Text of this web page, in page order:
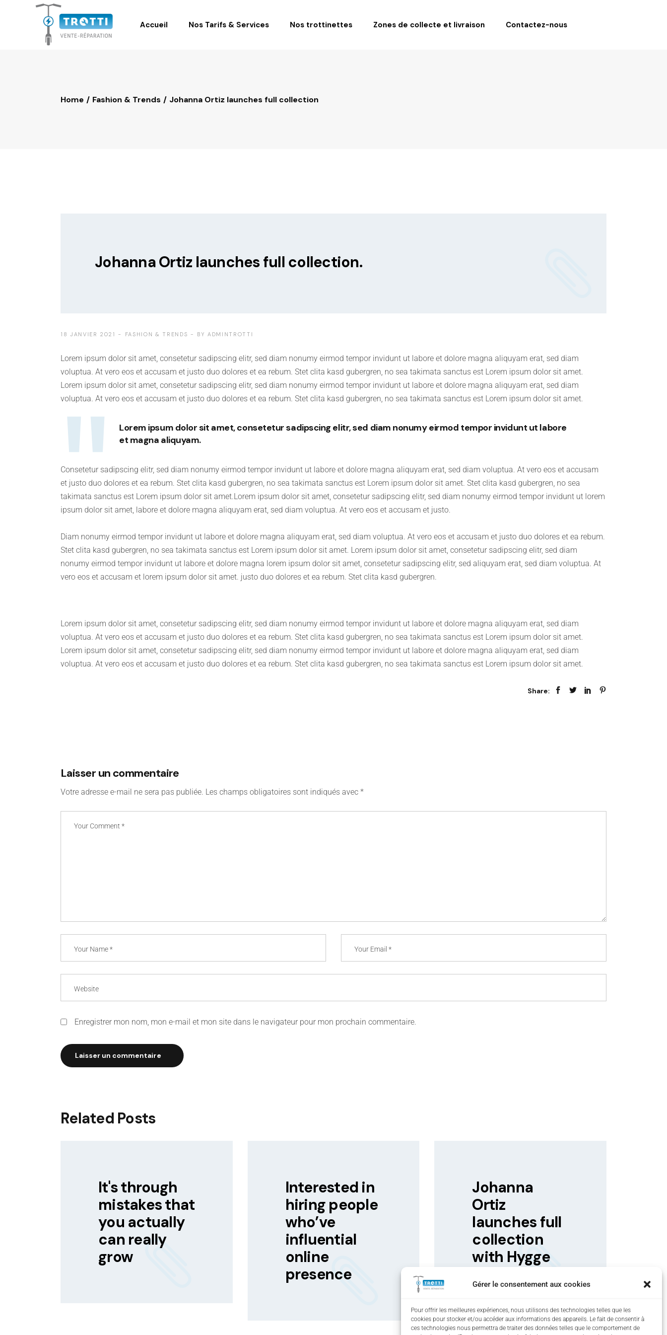
Gérer le consentement aux cookies
Pour offrir les meilleures expériences, nous utilisons des technologies telles que les
cookies pour stocker et/ou accéder aux informations des appareils. Le fait de consentir à
ces technologies nous permettra de traiter des données telles que le comportement de
Accueil Nos Tarifs & Services Nos trottinettes Zones de collecte et livraison Contactez-nous
Home Fashion & Trends Johanna Ortiz launches full collection
Johanna Ortiz launches full collection.
18 JANVIER 2021 FASHION & TRENDS BY ADMINTROTTI
Lorem ipsum dolor sit amet, consetetur sadipscing elitr, sed diam nonumy eirmod tempor invidunt ut labore et dolore magna aliquyam erat, sed diam
voluptua. At vero eos et accusam et justo duo dolores et ea rebum. Stet clita kasd gubergren, no sea takimata sanctus est Lorem ipsum dolor sit amet.
Lorem ipsum dolor sit amet, consetetur sadipscing elitr, sed diam nonumy eirmod tempor invidunt ut labore et dolore magna aliquyam erat, sed diam
voluptua. At vero eos et accusam et justo duo dolores et ea rebum. Stet clita kasd gubergren, no sea takimata sanctus est Lorem ipsum dolor sit amet.
Lorem ipsum dolor sit amet, consetetur sadipscing elitr, sed diam nonumy eirmod tempor invidunt ut labore
et magna aliquyam.
Consetetur sadipscing elitr, sed diam nonumy eirmod tempor invidunt ut labore et dolore magna aliquyam erat, sed diam voluptua. At vero eos et accusam
et justo duo dolores et ea rebum. Stet clita kasd gubergren, no sea takimata sanctus est Lorem ipsum dolor sit amet. Stet clita kasd gubergren, no sea
takimata sanctus est Lorem ipsum dolor sit amet.Lorem ipsum dolor sit amet, consetetur sadipscing elitr, sed diam nonumy eirmod tempor invidunt ut lorem
ipsum dolor sit amet, labore et dolore magna aliquyam erat, sed diam voluptua. At vero eos et accusam et justo.
Diam nonumy eirmod tempor invidunt ut labore et dolore magna aliquyam erat, sed diam voluptua. At vero eos et accusam et justo duo dolores et ea rebum.
Stet clita kasd gubergren, no sea takimata sanctus est Lorem ipsum dolor sit amet. Lorem ipsum dolor sit amet, consetetur sadipscing elitr, sed diam
nonumy eirmod tempor invidunt ut labore et dolore magna lorem ipsum dolor sit amet, consetetur sadipscing elitr, sed aliquyam erat, sed diam voluptua. At
vero eos et accusam et lorem ipsum dolor sit amet. justo duo dolores et ea rebum. Stet clita kasd gubergren.
Lorem ipsum dolor sit amet, consetetur sadipscing elitr, sed diam nonumy eirmod tempor invidunt ut labore et dolore magna aliquyam erat, sed diam
voluptua. At vero eos et accusam et justo duo dolores et ea rebum. Stet clita kasd gubergren, no sea takimata sanctus est Lorem ipsum dolor sit amet.
Lorem ipsum dolor sit amet, consetetur sadipscing elitr, sed diam nonumy eirmod tempor invidunt ut labore et dolore magna aliquyam erat, sed diam
voluptua. At vero eos et accusam et justo duo dolores et ea rebum. Stet clita kasd gubergren, no sea takimata sanctus est Lorem ipsum dolor sit amet.
Share:
Laisser un commentaire
Votre adresse e-mail ne sera pas publiée. Les champs obligatoires sont indiqués avec *
Enregistrer mon nom, mon e-mail et mon site dans le navigateur pour mon prochain commentaire.
Laisser un commentaire
Related Posts
It's through
mistakes that
you actually
can really
grow
Interested in
hiring people
who’ve
influential
online
presence
Johanna
Ortiz
launches full
collection
with Hygge